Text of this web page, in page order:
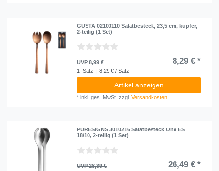
GUSTA 02100110 Salatbesteck, 23,5 cm, kupfer,
2-teilig (1 Set)
UVP 8,99 € 8,29 € *
1 Satz | 8,29 € / Satz
Artikel anzeigen
*inkl. ges. MwSt. zzgl.Versandkosten
PURESIGNS 3010216 Salatbesteck One ES
18/10, 2-teilig (1 Set)
UVP 28,39 € 26,49 € *